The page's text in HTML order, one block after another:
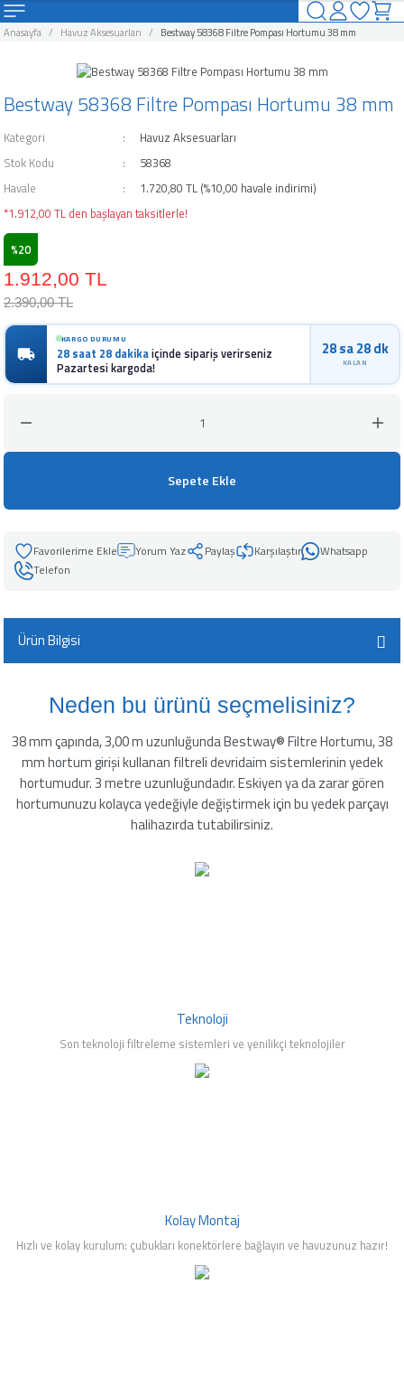
Geri Dön
Geri Dön
Ve Aksesuarları
Havuzları
ve Aksesuarları
Geri Dön
Aksesuarları
Geri Dön
ve Şişme Yataklar
Geri Dön
Geri Dön
Eğlence Ürünleri
Geri Dön
Kamp Ürünleri
Kamp Malzemeleri
Geri Dön
Anasayfa Havuz Aksesuarları Bestway 58368 Filtre Pompası Hortumu 38 mm
Bestway 58368 Filtre Pompası Hortumu 38 mm
Kategori
Havuz Aksesuarları
Stok Kodu
58368
Havale
1.720,80 TL (%10,00 havale indirimi)
*1.912,00 TL den başlayan taksitlerle!
%20
1.912,00 TL
2.390,00 TL
KARGO DURUMU
28 saat 28 dakikaiçinde sipariş verirseniz
Pazartesi kargoda!
28 sa 28 dk
KALAN
Sepete Ekle
Yorum Yaz Paylaş Karşılaştır
Whatsapp
Telefon
Ürün Bilgisi
Neden bu ürünü seçmelisiniz?
38 mm çapında, 3,00 m uzunluğunda Bestway® Filtre Hortumu, 38
mm hortum girişi kullanan filtreli devridaim sistemlerinin yedek
hortumudur. 3 metre uzunluğundadır. Eskiyen ya da zarar gören
hortumunuzu kolayca yedeğiyle değiştirmek için bu yedek parçayı
halihazırda tutabilirsiniz.
Teknoloji
Son teknoloji filtreleme sistemleri ve yenilikçi teknolojiler
Kolay Montaj
Hızlı ve kolay kurulum: çubukları konektörlere bağlayın ve havuzunuz hazır!